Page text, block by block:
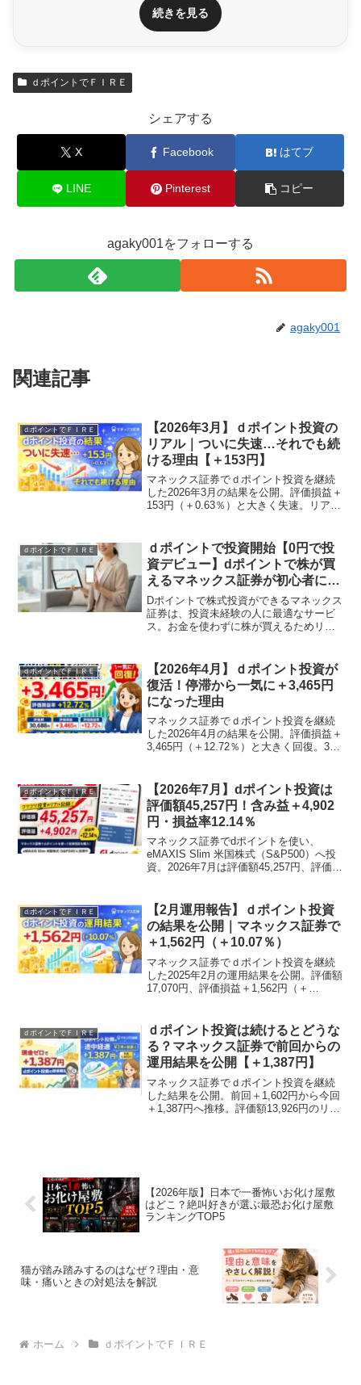
続きを見る
ｄポイントでＦＩＲＥ
シェアする
X Facebook はてブ
LINE Pinterest コピー
agaky001をフォローする
agaky001
関連記事
ｄポイントでＦＩＲＥ
【2026年3月】ｄポイント投資の
リアル｜ついに失速…それでも続
ける理由【＋153円】
マネックス証券でｄポイント投資を継続
した2026年3月の結果を公開。評価損益＋
153円（＋0.63％）と大きく失速。リアル
ｄポイントでＦＩＲＥ
ｄポイントで投資開始【0円で投
資デビュー】dポイントで株が買
えるマネックス証券が初心者に最
適な理由
Dポイントで株式投資ができるマネックス
証券は、投資未経験の人に最適なサービ
ス。お金を使わずに株が買えるためリス
魅力や方法を詳しく紹介します。
ｄポイントでＦＩＲＥ
【2026年4月】ｄポイント投資が
復活！停滞から一気に＋3,465円
になった理由
マネックス証券でｄポイント投資を継続
した2026年4月の結果を公開。評価損益＋
3,465円（＋12.72％）と大きく回復。3月
ｄポイントでＦＩＲＥ
【2026年7月】dポイント投資は
評価額45,257円！含み益＋4,902
円・損益率12.14％
マネックス証券でdポイントを使い、
eMAXIS Slim 米国株式（S&P500）へ投
資。2026年7月は評価額45,257円、評価益
直に公開します。
ｄポイントでＦＩＲＥ
【2月運用報告】ｄポイント投資
の結果を公開｜マネックス証券で
＋1,562円（＋10.07％）
マネックス証券でｄポイント投資を継続
した2025年2月の運用結果を公開。評価額
17,070円、評価損益＋1,562円（＋
ｄポイントでＦＩＲＥ
ｄポイント投資は続けるとどうな
る？マネックス証券で前回からの
運用結果を公開【＋1,387円】
マネックス証券でｄポイント投資を継続
した結果を公開。前回＋1,602円から今回
＋1,387円へ推移。評価額13,926円のリア
【2026年版】日本で一番怖いお化け屋敷
はどこ？絶叫好きが選ぶ最恐お化け屋敷
ランキングTOP5
猫が踏み踏みするのはなぜ？理由・意
味・痛いときの対処法を解説
ホーム ｄポイントでＦＩＲＥ